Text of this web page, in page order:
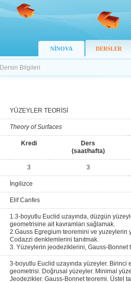
NİNOVA DERSLER
Dersin Bilgileri
YÜZEYLER TEORİSİ
Theory of Surfaces
Kredi
Ders
(saat/hafta)
3 3
İngilizce
Elif Canfes
1.3-boyutlu Euclid uzayında, düzgün
geometrisine ait kavramları sağlamak.
2.Gauss Egregium teoremini ve yuzeylerin
Codazzi denklemlerini tanıtmak.
3. Yüzeylerin jeodeziklerini, Gauss-Bonnet
3-boyutlu Euclid uzayında yüzeyler. Birinci
geometrisi. Doğrusal yüzeyler. Minimal
Jeodezikler. Gauss-Bonnet teoremi. Üstel